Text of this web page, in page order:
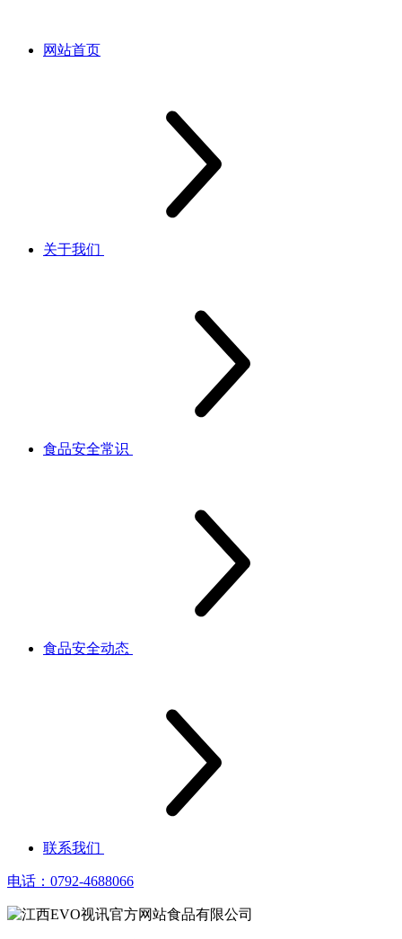
网站首页
关于我们
食品安全常识
食品安全动态
联系我们
电话：0792-4688066